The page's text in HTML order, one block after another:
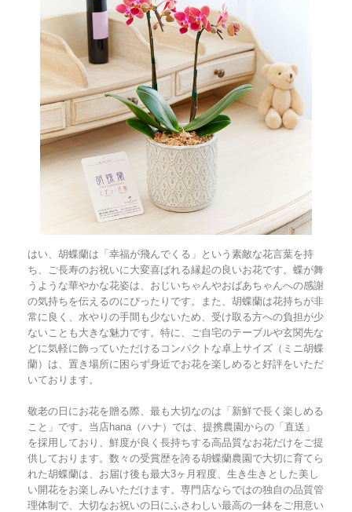
はい、胡蝶蘭は「幸福が飛んでくる」という素敵な花言葉を持
ち、ご長寿のお祝いに大変喜ばれる縁起の良いお花です。蝶が舞
うような華やかな花姿は、おじいちゃんやおばあちゃんへの感謝
の気持ちを伝えるのにぴったりです。また、胡蝶蘭は花持ちが非
常に良く、水やりの手間も少ないため、受け取る方への負担が少
ないことも大きな魅力です。特に、ご自宅のテーブルや玄関先な
どに気軽に飾っていただけるコンパクトな卓上サイズ（ミニ胡蝶
蘭）は、置き場所に困らず身近でお花を楽しめると好評をいただ
いております。
敬老の日にお花を贈る際、最も大切なのは「新鮮で長く楽しめる
こと」です。当店hana（ハナ）では、提携農園からの「直送」
を採用しており、鮮度が良く長持ちする高品質なお花だけをご提
供しております。数々の受賞歴を誇る胡蝶蘭農園で大切に育てら
れた胡蝶蘭は、お届け後も最大3ヶ月程度、生き生きとした美し
い開花をお楽しみいただけます。専門店ならではの独自の品質管
理体制で、大切なお祝いの日にふさわしい最高の一鉢をご用意い